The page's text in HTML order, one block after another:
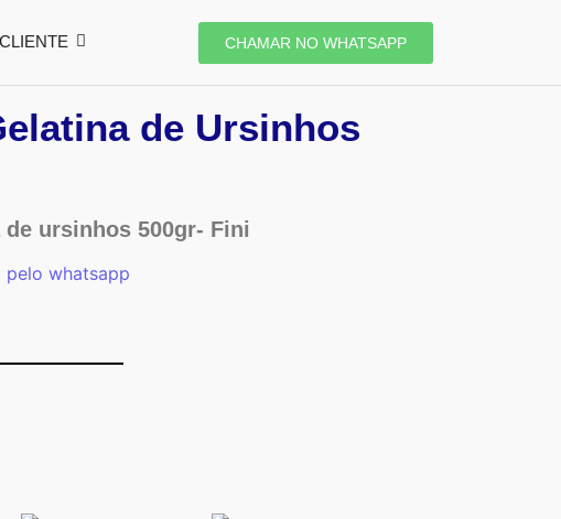
CHAMAR NO WHATSAPP
de Ursinhos
ursinhos 500gr- Fini
pelo whatsapp